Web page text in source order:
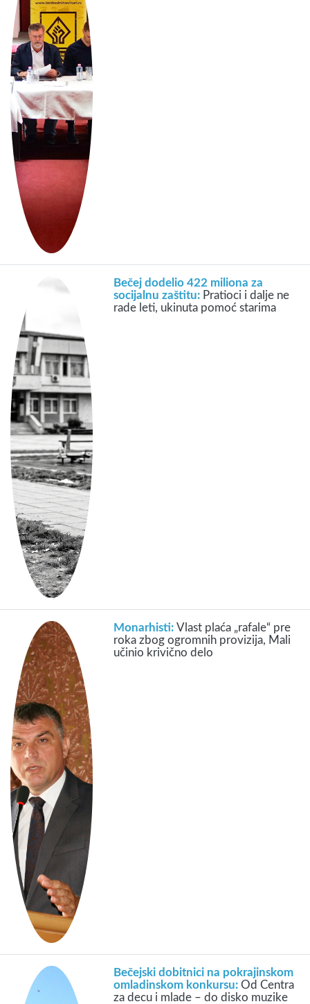
Bečej dodelio 422 miliona za
socijalnu zaštitu: Pratioci i dalje ne
rade leti, ukinuta pomoć starima
Monarhisti:Vlast plaća „rafale“ pre
roka zbog ogromnih provizija, Mali
učinio krivično delo
Bečejski dobitnici na pokrajinskom
omladinskom konkursu:Od Centra
za decu i mlade – do disko muzike